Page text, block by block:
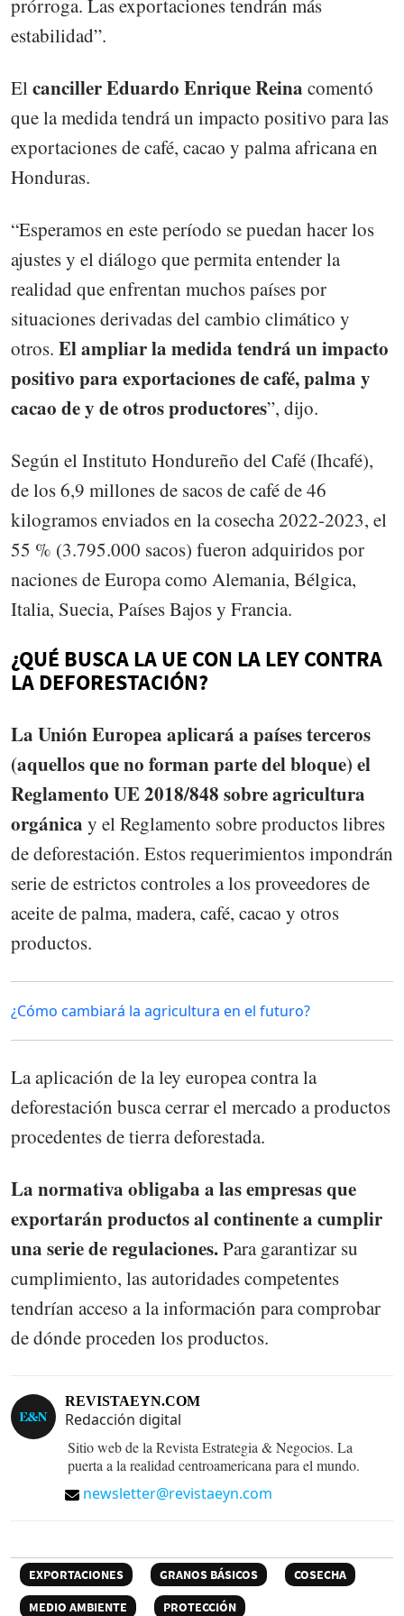
prórroga. Las exportaciones tendrán más
estabilidad”.
Elcanciller Eduardo Enrique Reina comentó
que la medida tendrá un impacto positivo para las
exportaciones de café, cacao y palma africana en
Honduras.
“Esperamos en este período se puedan hacer los
ajustes y el diálogo que permita entender la
realidad que enfrentan muchos países por
situaciones derivadas del cambio climático y
otros. El ampliar la medida tendrá un impacto
positivo para exportaciones de café, palma y
cacao de y de otros productores”, dijo.
Según el Instituto Hondureño del Café (Ihcafé),
de los 6,9 millones de sacos de café de 46
kilogramos enviados en la cosecha 2022-2023, el
55 % (3.795.000 sacos) fueron adquiridos por
naciones de Europa como Alemania, Bélgica,
Italia, Suecia, Países Bajos y Francia.
¿QUÉ BUSCA LA UE CON LA LEY CONTRA
LA DEFORESTACIÓN?
La Unión Europea aplicará a países terceros
(aquellos que no forman parte del bloque) el
Reglamento UE 2018/848 sobre agricultura
orgánica y el Reglamento sobre productos libres
de deforestación. Estos requerimientos impondrán
serie de estrictos controles a los proveedores de
aceite de palma, madera, café, cacao y otros
productos.
¿Cómo cambiará la agricultura en el futuro?
La aplicación de la ley europea contra la
deforestación busca cerrar el mercado a productos
procedentes de tierra deforestada.
La normativa obligaba a las empresas que
exportarán productos al continente a cumplir
una serie de regulaciones.Para garantizar su
cumplimiento, las autoridades competentes
tendrían acceso a la información para comprobar
de dónde proceden los productos.
REVISTAEYN.COM
Redacción digital
Sitio web de la Revista Estrategia & Negocios. La
puerta a la realidad centroamericana para el mundo.
newsletter@revistaeyn.com
EXPORTACIONES GRANOS BÁSICOS
COSECHA
MEDIO AMBIENTE
PROTECCIÓN